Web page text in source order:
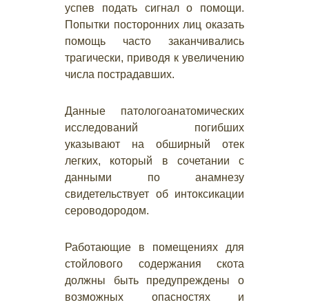
успев подать сигнал о помощи.
Попытки посторонних лиц оказать
помощь часто заканчивались
трагически, приводя к увеличению
числа пострадавших.
Данные патологоанатомических
исследований погибших
указывают на обширный отек
легких, который в сочетании с
данными по анамнезу
свидетельствует об интоксикации
сероводородом.
Работающие в помещениях для
стойлового содержания скота
должны быть предупреждены о
возможных опасностях и